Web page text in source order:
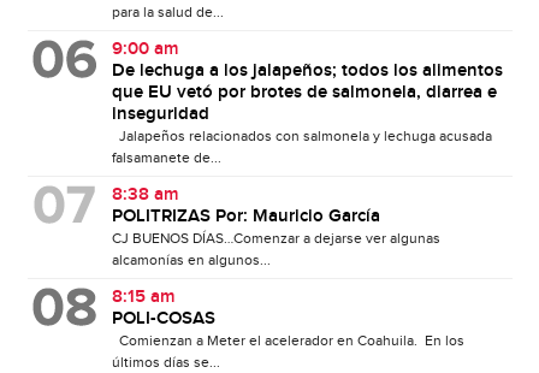
para la salud de...
9:00 am
De lechuga a los jalapeños; todos los alimentos
que EU vetó por brotes de salmonela, diarrea e
inseguridad
Jalapeños relacionados con salmonela y lechuga acusada
falsamanete de...
8:38 am
POLITRIZAS Por: Mauricio García
CJ BUENOS DÍAS…Comenzar a dejarse ver algunas
alcamonías en algunos...
8:15 am
POLI-COSAS
Comienzan a Meter el acelerador en Coahuila. En los
últimos días se...